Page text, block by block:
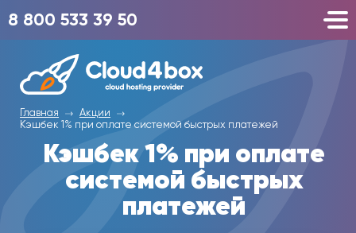
8 800 533 39 50
Главная
Акции
Кэшбек 1% при оплате системой быстрых платежей
Кэшбек 1% при оплате
системой быстрых
платежей